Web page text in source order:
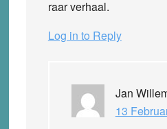
raar verhaal.
Log in to Reply
Jan
13